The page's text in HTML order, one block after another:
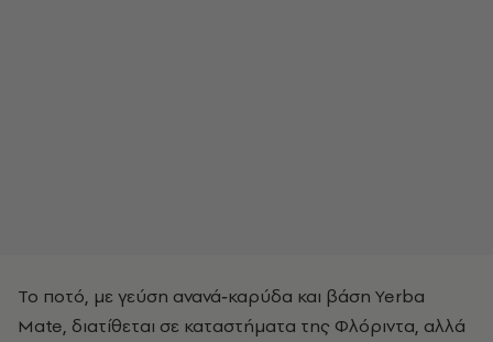
Το ποτό, με γεύση ανανά‑καρύδα και βάση Yerba
Mate, διατίθεται σε καταστήματα της Φλόριντα, αλλά